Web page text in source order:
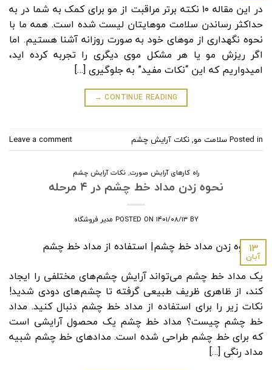
در این مقاله ۱۰ نکته برتر مراقبت از مو برای کمک به شما در به
حداکثر رساندن سلامت موهایتان لیست شده است. همه ما با
نحوه نگهداری از موهای خود به صورت روزانه آشنا هستیم. اما
اگر ریزش مو یا هر مشکل موی دیگری را تجربه کرده اید،
امیدواریم که این “نکات مفید” به جلوگیری […]
CONTINUE READING
→
Posted inسلامت مو,نکات آرایش چشم Leave a comment
راه کارهای آرایش صورت,نکات آرایش چشم
نحوه زدن مداد خط چشم در ۴ مرحله
POSTED ON ۱۴۰۱/۰۸/۱۳BY مدیر فروشگاه
۱۳
آبان
یک مداد خط چشم می‌تواند آرایش چشم‌های مختلفی را ایجاد
کند، از ظاهری ظریف طبیعی گرفته تا چشم‌های دودی شدید!
نکات زیر را برای استفاده از مداد خط چشم دنبال کنید. مداد
خط چشم چیست؟ مداد خط چشم یک محصول آرایشی است
که برای خط چشم طراحی شده است. مدادهای خط چشم شبیه
مداد رنگی […]